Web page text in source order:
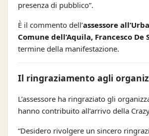
presenza di pubblico”.
È il commento dell’assessore
Comune dell’Aquila, Francesco De
termine della manifestazione.
Il ringraziamento agli
L’assessore ha ringraziato gli
hanno contribuito all’arrivo della
“Desidero rivolgere un sincero